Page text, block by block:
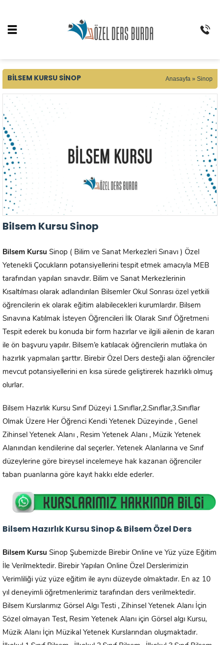
BILSEM KURSU SINOP Anasayfa » Sinop
Bilsem Kursu Sinop
Bilsem Kursu Sinop ( Bilim ve Sanat Merkezleri Sınavı ) Özel
Yetenekli Çocukların potansiyellerini tespit etmek amacıyla MEB
tarafından yapılan sınavdır. Bilim ve Sanat Merkezlerinin
Kısaltılması olarak adlandırılan Bilsemler Okul Sonrası özel yetkili
öğrencilerin ek olarak eğitim alabilecekleri kurumlardır. Bilsem
Sınavına Katılmak İsteyen Öğrencileri İlk Olarak Sınıf Öğretmeni
Tespit ederek bu konuda bir form hazırlar ve ilgili ailenin de kararı
ile ön başvuru yapılır. Bilsem’e katılacak öğrencilerin mutlaka ön
hazırlık yapmaları şarttır. Birebir Özel Ders desteği alan öğrenciler
mevcut potansiyellerini en kısa sürede geliştirerek hazırlıklı olmuş
olurlar.
Bilsem Hazırlık Kursu Sınıf Düzeyi 1.Sınıflar,2.Sınıflar,3.Sınıflar
Olmak Üzere Her Öğrenci Kendi Yetenek Düzeyinde , Genel
Zihinsel Yetenek Alanı , Resim Yetenek Alanı , Müzik Yetenek
Alanından kendilerine dal seçerler. Yetenek Alanlarına ve Sınıf
düzeylerine göre bireysel incelemeye hak kazanan öğrenciler
taban puanlarına göre kayıt hakkı elde ederler.
Bilsem Hazırlık Kursu Sinop & Bilsem Özel Ders
Bilsem Kursu Sinop Şubemizde Birebir Online ve Yüz yüze Eğitim
İle Verilmektedir. Birebir Yapılan Online Özel Derslerimizin
Verimliliği yüz yüze eğitim ile aynı düzeyde olmaktadır. En az 10
yıl deneyimli öğretmenlerimiz tarafından ders verilmektedir.
Bilsem Kurslarımız Görsel Algı Testi , Zihinsel Yetenek Alanı İçin
Sözel olmayan Test, Resim Yetenek Alanı için Görsel algı Kursu,
Müzik Alanı İçin Müzikal Yetenek Kurslarından oluşmaktadır.